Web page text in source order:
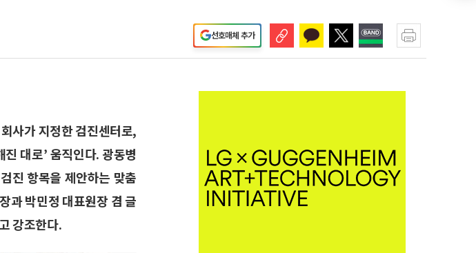
선호매체 추가
사가 지정한 검진센터로,
대로’ 움직인다. 광동병
진 항목을 제안하는 맞춤
과 박민정 대표원장 겸 글
강조한다.